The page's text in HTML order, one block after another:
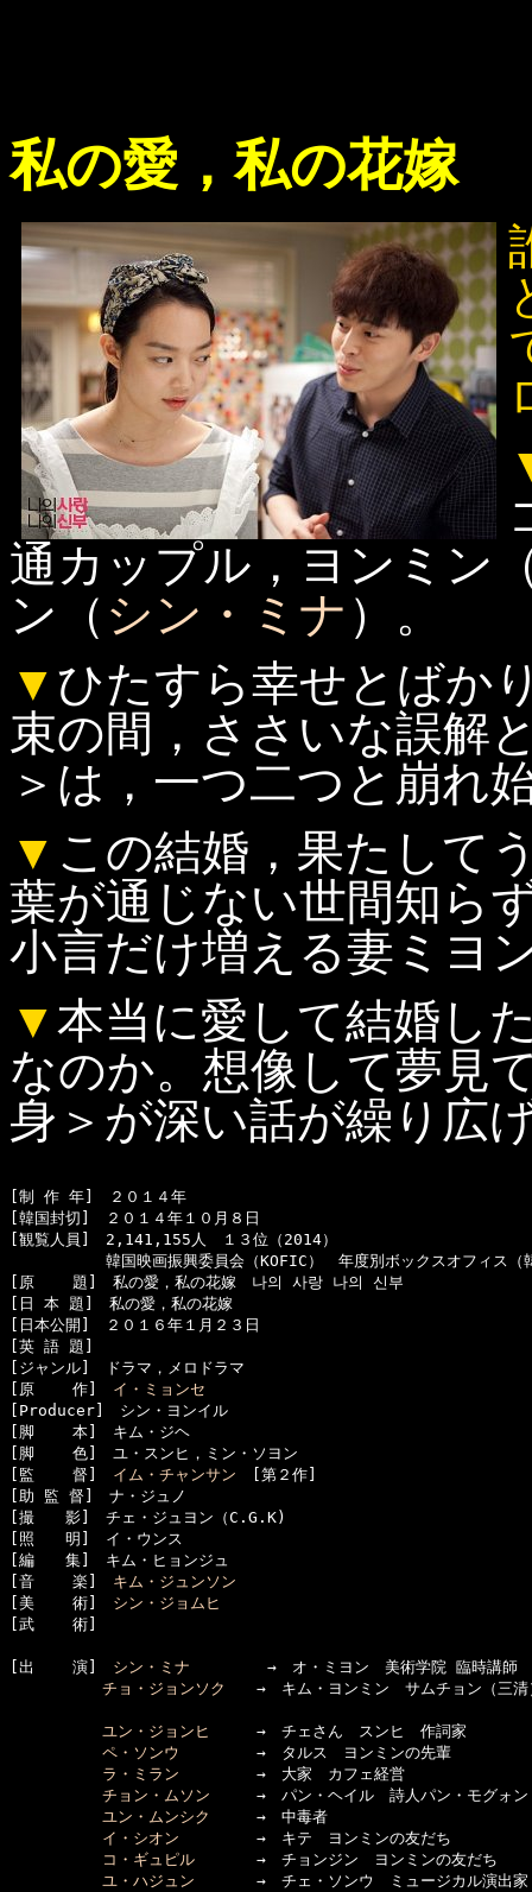
私の愛，私の花嫁
通カップル，ヨンミン
ン（ シン・ミナ ）。
▼ ひたすら幸せとばか
束の間，ささいな誤解
＞は，一つ二つと崩れ
▼ この結婚，果たして
葉が通じない世間知ら
小言だけ増える妻ミヨ
▼本当に愛して結婚し
なのか。想像して夢見
身＞が深い話が繰り広
[制 作 年]　２０１４年
[韓国封切]　２０１４年１０月８日
[観覧人員]　2,141,155人　１３位（2014）
　　　　　韓国映画振興委員会（KOFIC）　年度別ボックスオフィス（
[原    題]　私の愛，私の花嫁　나의 사랑 나의 신부
[日 本 題]　私の愛，私の花嫁
[日本公開]　２０１６年１月２３日
[英 語 題]
[ジャンル]　ドラマ，メロドラマ
[原    作] イ・ミョンセ
[Producer]　シン・ヨンイル
[脚    本]　キム・ジヘ
[脚    色]　ユ・スンヒ，ミン・ソヨン
[監    督] イム・チャンサン [第２作]
[助 監 督]　ナ・ジュノ
[撮　　影]　チェ・ジュヨン（C.G.K)
[照　　明]　イ・ウンス
[編　　集]　キム・ヒョンジュ
[音    楽] キム・ジュンソン
[美    術] シン・ジョムヒ
[武    術]
[出    演] シン・ミナ →　オ・ミヨン　美術学院 臨時講師
チョ・ジョンソク
→　キム・ヨンミン　サムチョン（三
ユン・ジョンヒ
→　チェさん　スンヒ　作詞家
ペ・ソンウ
→　タルス　ヨンミンの先輩
ラ・ミラン →　大家　カフェ経営　　　　　　　　
チョン・ムソン →　パン・ヘイル　詩人パン・モグォン
ユン・ムンシク
→　中毒者　　　　　　　　　　　　　
イ・シオン →　キテ　ヨンミンの友だち
コ・ギュピル →　チョンジン　ヨンミンの友だち
ユ・ハジュン →　チェ・ソンウ　ミュージカル演出家